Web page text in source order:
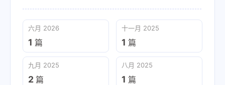
六月 2026
1 篇
十一月 2025
1 篇
九月 2025
2 篇
八月 2025
1 篇